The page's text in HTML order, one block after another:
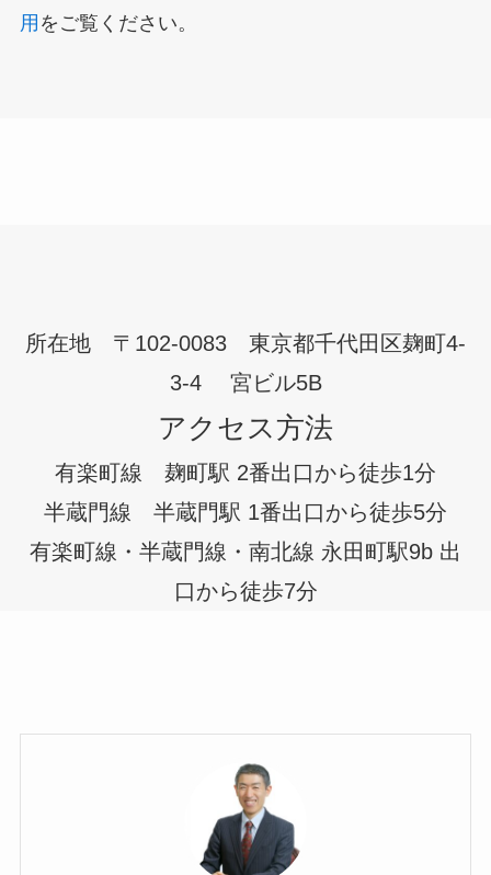
用 をご覧ください。
所在地 〒102-0083 東京都千代田区麹町4-
3-4 宮ビル5B
アクセス方法
有楽町線 麹町駅 2番出口から徒歩1分
半蔵門線 半蔵門駅 1番出口から徒歩5分
有楽町線・半蔵門線・南北線 永田町駅9b 出
口から徒歩7分